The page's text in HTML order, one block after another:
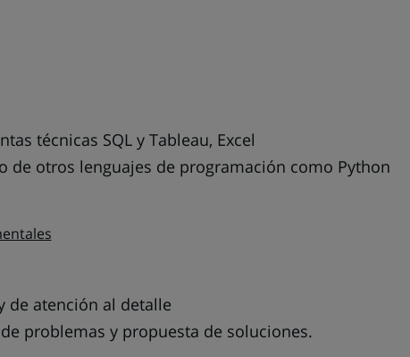
técnicas SQL y Tableau, Excel
de otros lenguajes de programación como Python
de atención al detalle
problemas y propuesta de soluciones.